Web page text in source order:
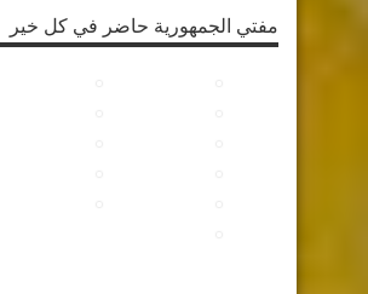
مفتي الجمهورية حاضر في كل خير